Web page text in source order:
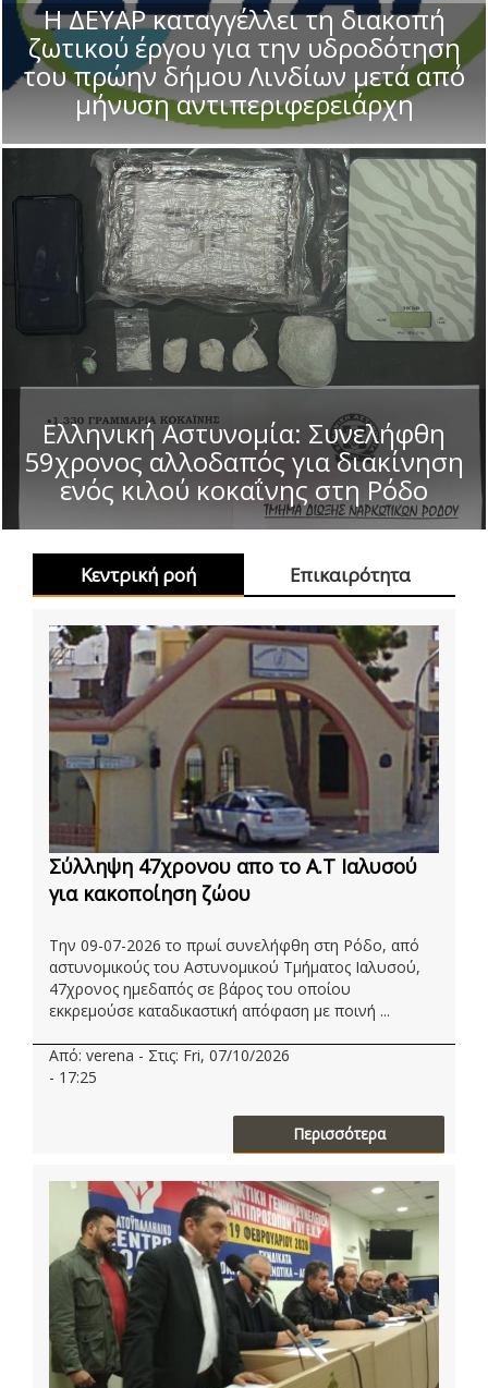
Η ΔΕΥΑΡ καταγγέλλει τη διακοπή
ζωτικού έργου για την υδροδότηση
του πρώην δήμου Λινδίων μετά από
μήνυση αντιπεριφερειάρχη
Ελληνική Αστυνομία: Συνελήφθη
59χρονος αλλοδαπός για διακίνηση
ενός κιλού κοκαΐνης στη Ρόδο
Κεντρική ροή Επικαιρότητα
Σύλληψη 47χρονου απο το Α.Τ Ιαλυσού
για κακοποίηση ζώου
Την 09-07-2026 το πρωί συνελήφθη στη Ρόδο, από
αστυνομικούς του Αστυνομικού Τμήματος Ιαλυσού,
47χρονος ημεδαπός σε βάρος του οποίου
εκκρεμούσε καταδικαστική απόφαση με ποινή ...
Από: verena - Στις: Fri, 07/10/2026
- 17:25
Περισσότερα